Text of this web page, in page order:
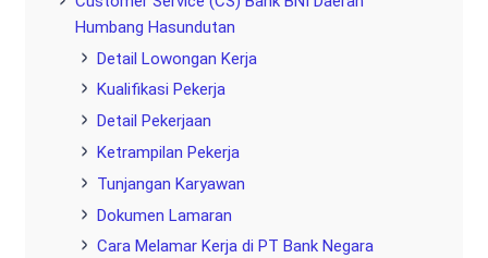
Humbang Hasundutan
Detail Lowongan Kerja
Kualifikasi Pekerja
Detail Pekerjaan
Ketrampilan Pekerja
Tunjangan Karyawan
Dokumen Lamaran
Cara Melamar Kerja di PT Bank Negara